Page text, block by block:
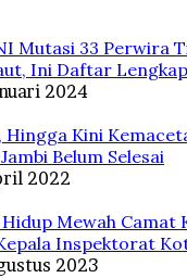
Mutasi 33 Perwira
Ini Daftar
2024
Hingga Kini
Belum Selesai
2022
Mewah Camat
Inspektorat
2023